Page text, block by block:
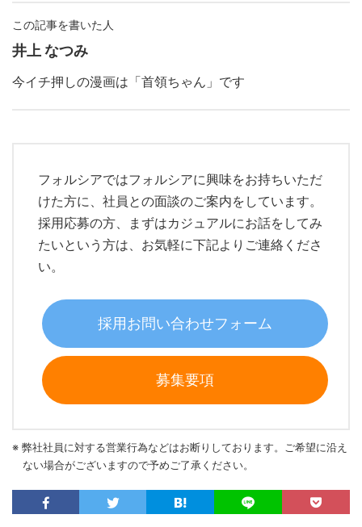
この記事を書いた人
井上 なつみ
今イチ押しの漫画は「首領ちゃん」です
フォルシアではフォルシアに興味をお持ちいただ
けた方に、社員との面談のご案内をしています。
採用応募の方、まずはカジュアルにお話をしてみ
たいという方は、お気軽に下記よりご連絡くださ
い。
採用お問い合わせフォーム
募集要項
※ 弊社社員に対する営業行為などはお断りしております。ご希望に沿え
ない場合がございますので予めご了承ください。